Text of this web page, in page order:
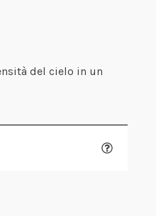
del cielo in un